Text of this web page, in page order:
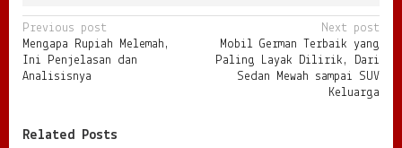
P
o
s
n
Previous post
Mengapa Rupiah Melemah,
Ini Penjelasan dan
Analisisnya
Next post
Mobil German Terbaik yang
Paling Layak Dilirik, Dari
Sedan Mewah sampai SUV
Keluarga
Related Posts